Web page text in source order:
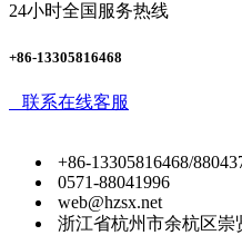
24小时全国服务热线
+86-13305816468
联系在线客服
+86-13305816468/
0571-88041996
web@hzsx.net
浙江省杭州市余杭区崇